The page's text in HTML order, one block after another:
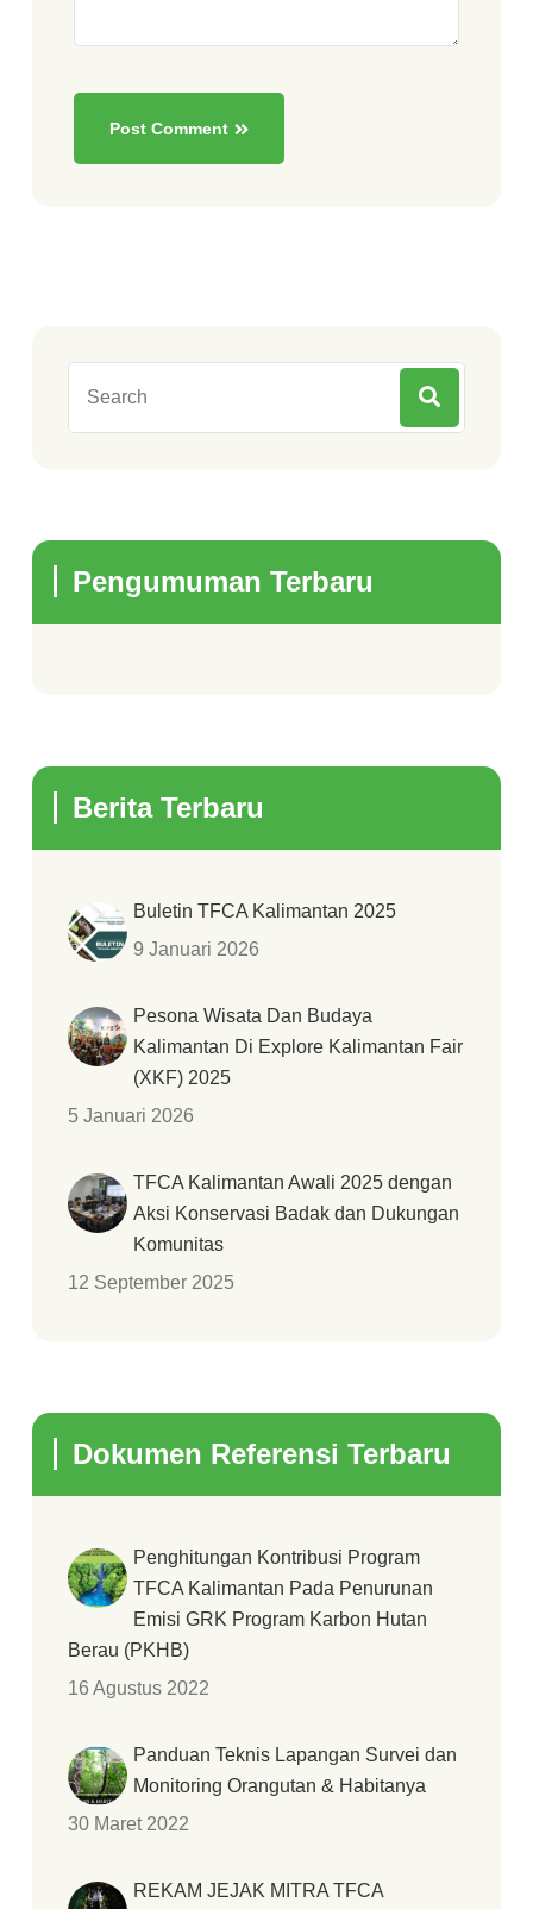
Post Comment
Pengumuman Terbaru
Berita Terbaru
Buletin TFCA Kalimantan 2025
9 Januari 2026
Pesona Wisata Dan Budaya
Kalimantan Di Explore Kalimantan Fair
(XKF) 2025
5 Januari 2026
TFCA Kalimantan Awali 2025 dengan
Aksi Konservasi Badak dan Dukungan
Komunitas
12 September 2025
Dokumen Referensi Terbaru
Penghitungan Kontribusi Program
TFCA Kalimantan Pada Penurunan
Emisi GRK Program Karbon Hutan
Berau (PKHB)
16 Agustus 2022
Panduan Teknis Lapangan Survei dan
Monitoring Orangutan & Habitanya
30 Maret 2022
REKAM JEJAK MITRA TFCA